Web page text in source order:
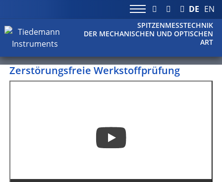
DE EN
SPITZENMESSTECHNIK
DER MECHANISCHEN UND OPTISCHEN
ART
Zerstörungsfreie Werkstoffprüfung